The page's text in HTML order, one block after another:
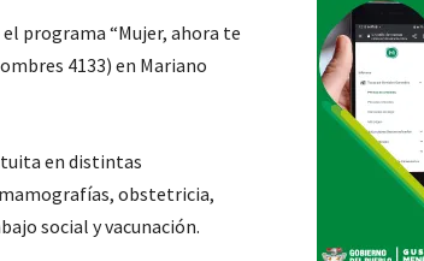
Vos
programa “Mujer, ahora te
4133) en Mariano
en distintas
obstetricia,
social y vacunación.